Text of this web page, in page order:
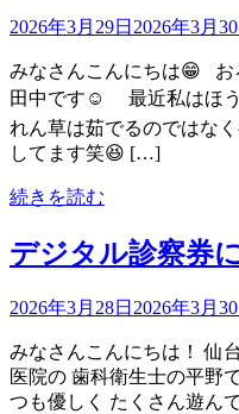
2026年3月29日 2026年3月30
みなさんこんにちは😁 お
田中です☺️ 最近私はほう
れん草は茹でるのではな
してます笑😆 […]
続きを読む
デジタル診察券
2026年3月28日 2026年3月30
みなさんこんにちは！ 仙
医院の 歯科衛生士の平野
つも優しく たくさん遊ん